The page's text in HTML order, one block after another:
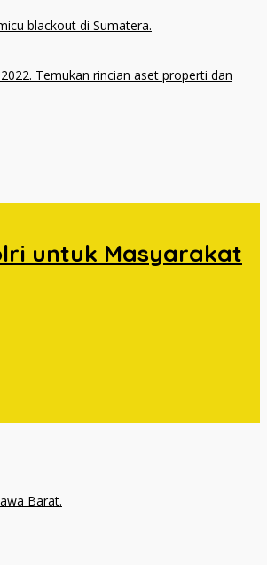
untuk Masyarakat